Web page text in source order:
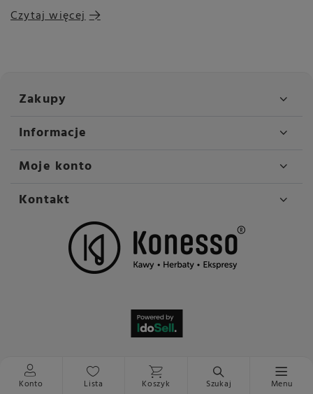
Czytaj więcej
Zakupy
Informacje
Moje konto
Kontakt
Konto Lista Koszyk Szukaj Menu